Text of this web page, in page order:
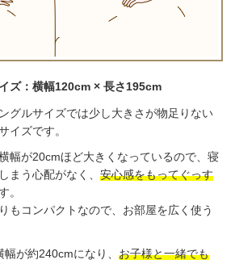
ズ：横幅120cm × 長さ195cm
グルサイズでは少し大きさが物足りない
イズです。
幅が20cmほど大きくなっているので、寝
まう心配がなく、 安心感をもってぐっす
。
もコンパクトなので、お部屋を広く使う
が約240cmになり、 お子様と一緒でも